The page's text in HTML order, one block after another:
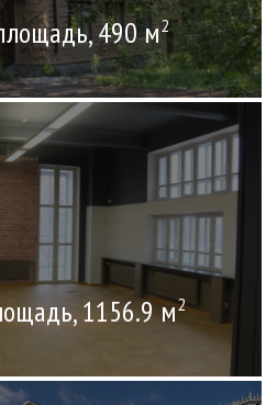
490 м2
1156.9 м2